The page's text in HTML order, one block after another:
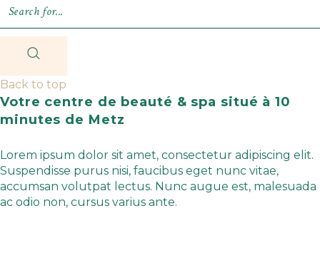
Back to top
Votre centre de beauté & spa situé à 10
minutes de Metz
Lorem ipsum dolor sit amet, consectetur adipiscing elit.
Suspendisse purus nisi, faucibus eget nunc vitae,
accumsan volutpat lectus. Nunc augue est, malesuada
ac odio non, cursus varius ante.